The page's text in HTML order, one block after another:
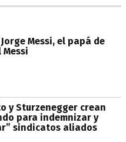
Messi, el papá de
Messi
y Sturzenegger crean
para indemnizar y
sindicatos aliados